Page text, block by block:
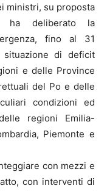
ministri, su proposta
ha deliberato la
fino al 31
di deficit
e delle Province
del Po e delle
condizioni ed
regioni Emilia-
Piemonte e
con mezzi e
con interventi di